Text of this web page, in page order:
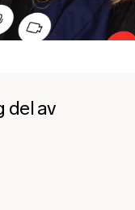
del av